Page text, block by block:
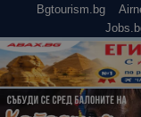
Bgtourism.bg